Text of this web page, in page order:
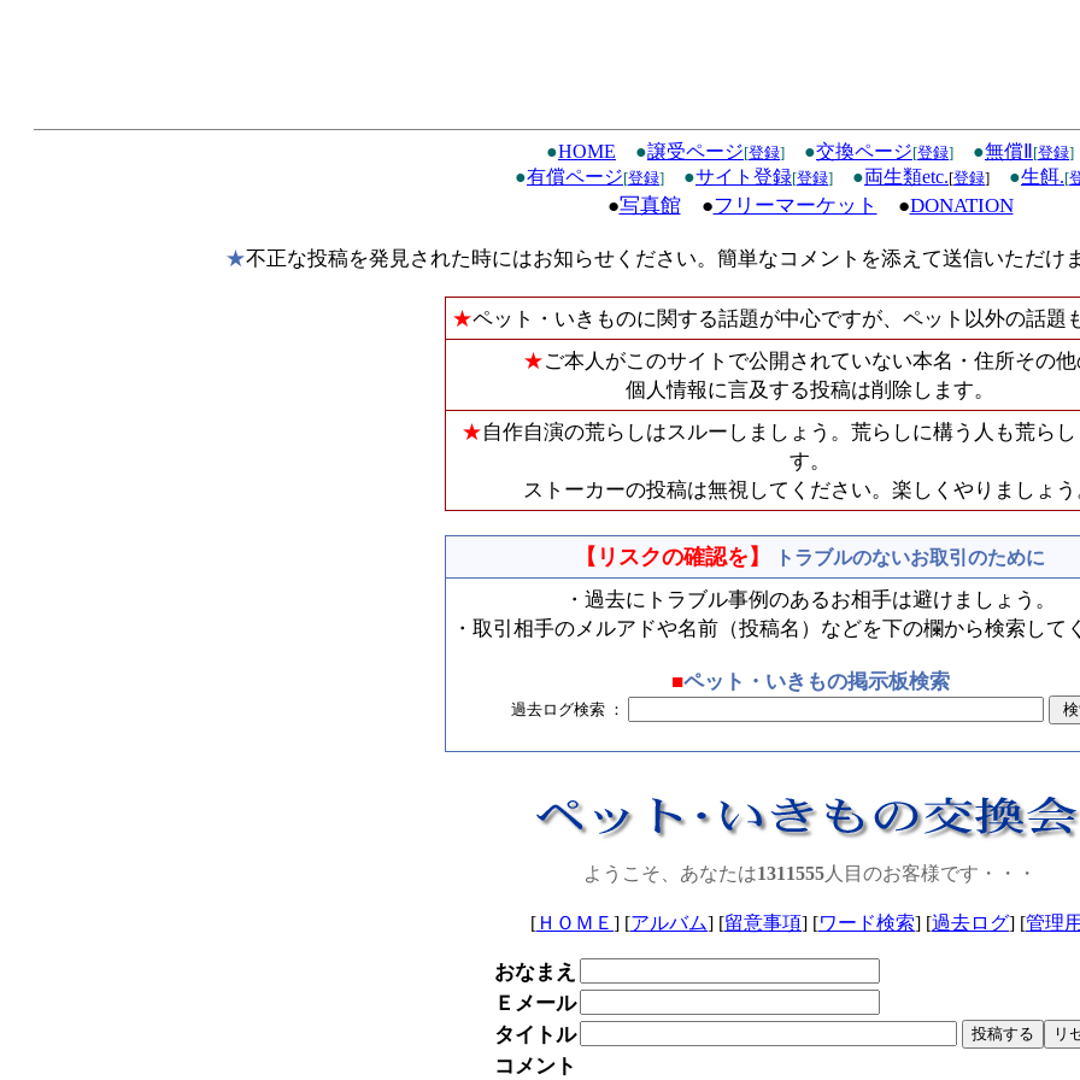
●HOME ●譲受ページ[登録] ●交換ページ[登録] ●無償Ⅱ [登録]
●有償ページ[登録] ●サイト登録[登録] ●両生類etc.[登録] ●生餌.[
●写真館●フリーマーケット ●DONATION
★不正な投稿を発見された時にはお知らせください。簡単なコメントを添えて送信いただけま
★ペット・いきものに関する話題が中心ですが、ペット以外の話題
★ご本人がこのサイトで公開されていない本名・住所その
個人情報に言及する投稿は削除します。
★自作自演の荒らしはスルーしましょう。荒らしに構う人も荒ら
す。
ストーカーの投稿は無視してください。楽しくやりましょう
【リスクの確認を】 トラブルのないお取引のために
・過去にトラブル事例のあるお相手は避けましょう。
・取引相手のメルアドや名前（投稿名）などを下の欄から検索して
■ペット・いきもの掲示板検索
過去ログ検索 ：
ようこそ、あなたは1311555 人目のお客様です・・・
[ ＨＯＭＥ ] [アルバム] [留意事項] [ワード検索] [過去ログ] [管理用
おなまえ
Ｅメール
タイトル
コメント